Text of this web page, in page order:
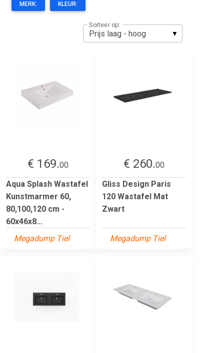
MERK: KLEUR:
Sorteer op:
€ 169.00
Aqua Splash Wastafel
Kunstmarmer 60,
80,100,120 cm -
60x46x8...
Megadump Tiel
€ 260.00
Gliss Design Paris
120 Wastafel Mat
Zwart
Megadump Tiel